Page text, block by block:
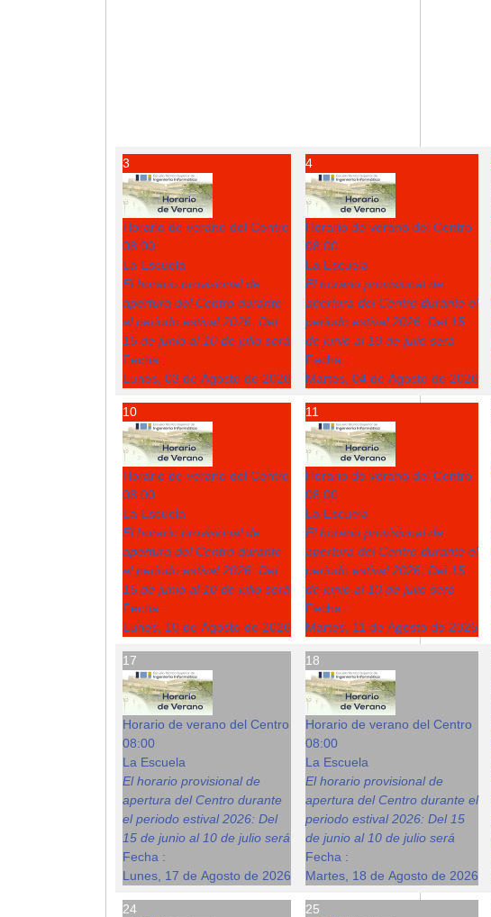
3
Horario de verano del Centro
08:00
La Escuela
El horario provisional de
apertura del Centro durante
el periodo estival 2026: Del
15 de junio al 10 de julio será
Fecha :
Lunes, 03 de Agosto de 2026
4
Horario de verano del Centro
08:00
La Escuela
El horario provisional de
apertura del Centro durante el
periodo estival 2026: Del 15
de junio al 10 de julio será
Fecha :
Martes, 04 de Agosto de 2026
10
Horario de verano del Centro
08:00
La Escuela
El horario provisional de
apertura del Centro durante
el periodo estival 2026: Del
15 de junio al 10 de julio será
Fecha :
Lunes, 10 de Agosto de 2026
11
Horario de verano del Centro
08:00
La Escuela
El horario provisional de
apertura del Centro durante el
periodo estival 2026: Del 15
de junio al 10 de julio será
Fecha :
Martes, 11 de Agosto de 2026
17
Horario de verano del Centro
08:00
La Escuela
El horario provisional de
apertura del Centro durante
el periodo estival 2026: Del
15 de junio al 10 de julio será
Fecha :
Lunes, 17 de Agosto de 2026
18
Horario de verano del Centro
08:00
La Escuela
El horario provisional de
apertura del Centro durante el
periodo estival 2026: Del 15
de junio al 10 de julio será
Fecha :
Martes, 18 de Agosto de 2026
24 25